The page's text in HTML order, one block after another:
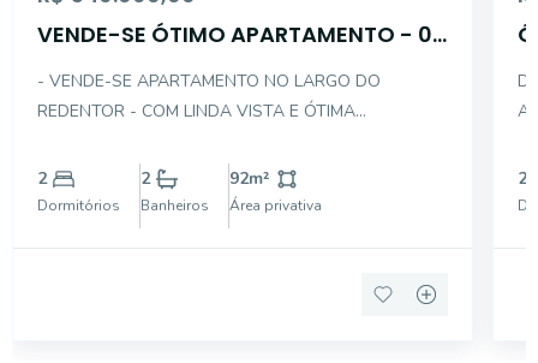
VENDE-SE ÓTIMO APARTAMENTO - 02
- VENDE-SE APARTAMENTO NO LARGO DO
REDENTOR - COM LINDA VISTA E ÓTIMA
ACABAMENTO DE ALUMINIO BRANCO NAS PORTAS
E JANELAS - DESCRIÇÃO INTERNA DO IMÓVEL: . 02
DORMITÓRIOS SENDO 01 SUÍTE COM VARANDA .
2
Dormitórios
2
Banheiros
92m²
Área privativa
2